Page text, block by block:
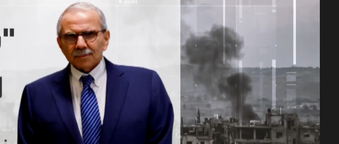
تقارير الشرق لبنان